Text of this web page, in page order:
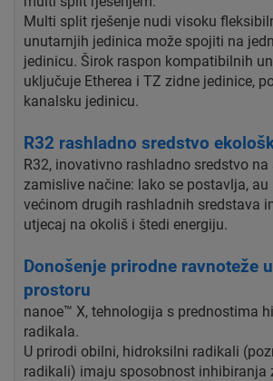
Multi split rješenje nudi visoku
unutarnjih jedinica može spojiti na
jedinicu. Širok raspon kompatibilnih
uključuje Etherea i TZ zidne jedinice,
kanalsku jedinicu.
R32 rashladno sredstvo
R32, inovativno rashladno sredstvo na
zamislive načine: lako se postavlja, au
većinom drugih rashladnih sredstava
utjecaj na okoliš i štedi energiju.
Donošenje prirodne ravnoteže
prostoru
nanoe™ X, tehnologija s prednostima
radikala.
U prirodi obilni, hidroksilni radikali
radikali) imaju sposobnost inhibiranja